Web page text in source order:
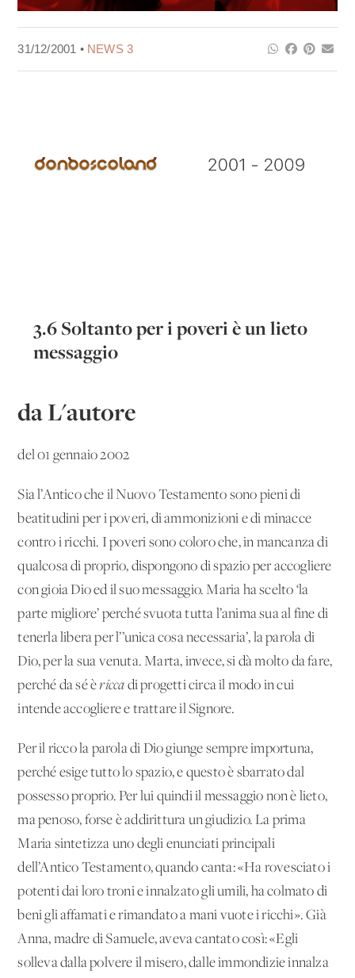
31/12/2001 • NEWS 3
3.6 Soltanto per i poveri è un lieto
messaggio
da L'autore
del 01 gennaio 2002
Sia l’Antico che il Nuovo Testamento sono pieni di
beatitudini per i poveri, di ammonizioni e di minacce
contro i ricchi. I poveri sono coloro che, in mancanza di
qualcosa di proprio, dispongono di spazio per accogliere
con gioia Dio ed il suo messaggio. Maria ha scelto ‘la
parte migliore’ perché svuota tutta l’anima sua al fine di
tenerla libera per l’’unica cosa necessaria’, la parola di
Dio, per la sua venuta. Marta, invece, si dà molto da fare,
perché da sé èricca di progetti circa il modo in cui
intende accogliere e trattare il Signore.
Per il ricco la parola di Dio giunge sempre importuna,
perché esige tutto lo spazio, e questo è sbarrato dal
possesso proprio. Per lui quindi il messaggio non è lieto,
ma penoso, forse è addirittura un giudizio. La prima
Maria sintetizza uno degli enunciati principali
dell’Antico Testamento, quando canta: «Ha rovesciato i
potenti dai loro troni e innalzato gli umili, ha colmato di
beni gli affamati e rimandato a mani vuote i ricchi». Già
Anna, madre di Samuele, aveva cantato così: «Egli
solleva dalla polvere il misero, dalle immondizie innalza